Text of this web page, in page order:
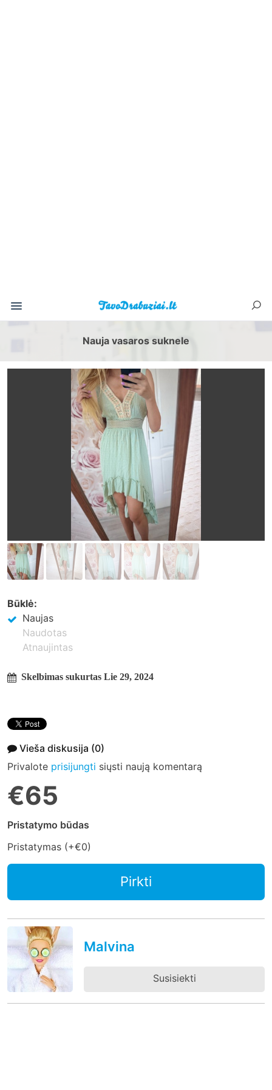
Nauja vasaros suknele
Būklė:
Naujas
Naudotas
Atnaujintas
Skelbimas sukurtas Lie 29, 2024
Vieša diskusija (0)
Privalote prisijungti siųsti naują komentarą
€65
Pristatymo būdas
Pristatymas (+€0)
Pirkti
Malvina
Susisiekti